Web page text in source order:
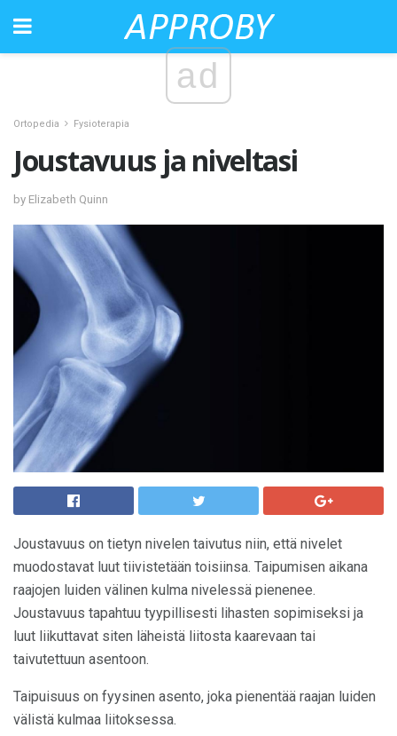
ad
Ortopedia Fysioterapia
Joustavuus ja niveltasi
by Elizabeth Quinn
Joustavuus on tietyn nivelen taivutus niin, että nivelet
muodostavat luut tiivistetään toisiinsa. Taipumisen aikana
raajojen luiden välinen kulma nivelessä pienenee.
Joustavuus tapahtuu tyypillisesti lihasten sopimiseksi ja
luut liikuttavat siten läheistä liitosta kaarevaan tai
taivutettuun asentoon.
Taipuisuus on fyysinen asento, joka pienentää raajan luiden
välistä kulmaa liitoksessa.